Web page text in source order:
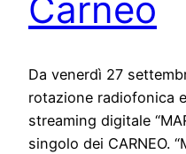
Carneo
Da venerdì 27
rotazione radiofonica
streaming digitale
singolo dei CARNEO.